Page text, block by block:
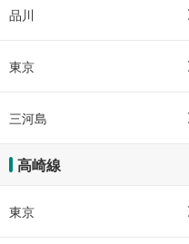
【東京メトロ】
・ＡＥＤ
品川
東京
三河島
高崎線
東京